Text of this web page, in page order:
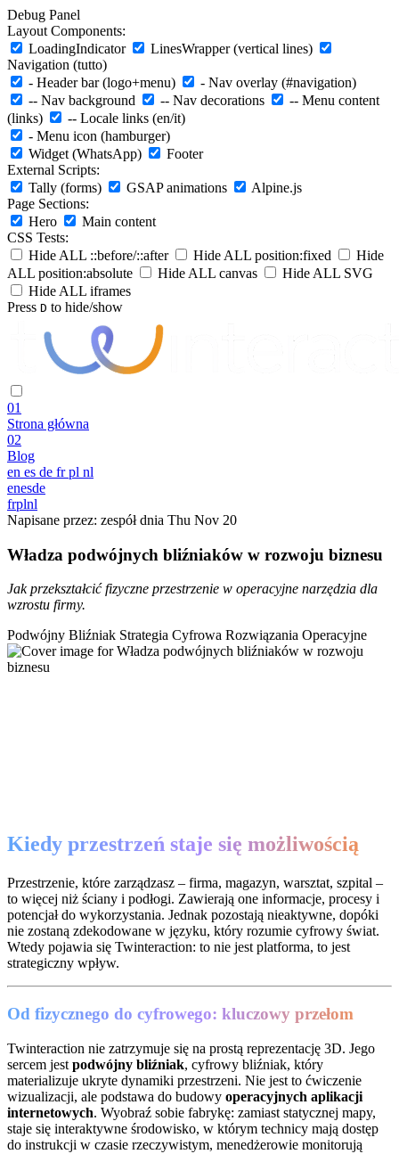
Debug Panel
Layout Components:
LoadingIndicator
LinesWrapper (vertical lines)
Navigation (tutto)
- Header bar (logo+menu)
- Nav overlay (#navigation)
-- Nav background
-- Nav decorations
-- Menu content
(links)
-- Locale links (en/it)
- Menu icon (hamburger)
Widget (WhatsApp)
Footer
External Scripts:
Tally (forms)
GSAP animations
Alpine.js
Page Sections:
Hero
Main content
CSS Tests:
Hide ALL ::before/::after
Hide ALL position:fixed
Hide
ALL position:absolute
Hide ALL canvas
Hide ALL SVG
Hide ALL iframes
Press D to hide/show
01
Strona główna
02
Blog
en es de fr pl nl
enesde
frplnl
Napisane przez: zespół dnia Thu Nov 20
Władza podwójnych bliźniaków w rozwoju biznesu
Jak przekształcić fizyczne przestrzenie w operacyjne narzędzia dla
wzrostu firmy.
Podwójny Bliźniak Strategia Cyfrowa Rozwiązania Operacyjne
Kiedy przestrzeń staje się możliwością
Przestrzenie, które zarządzasz – firma, magazyn, warsztat, szpital –
to więcej niż ściany i podłogi. Zawierają one informacje, procesy i
potencjał do wykorzystania. Jednak pozostają nieaktywne, dopóki
nie zostaną zdekodowane w języku, który rozumie cyfrowy świat.
Wtedy pojawia się Twinteraction: to nie jest platforma, to jest
strategiczny wpływ.
Od fizycznego do cyfrowego: kluczowy przełom
Twinteraction nie zatrzymuje się na prostą reprezentację 3D. Jego
sercem jest podwójny bliźniak, cyfrowy bliźniak, który
materializuje ukryte dynamiki przestrzeni. Nie jest to ćwiczenie
wizualizacji, ale podstawa do budowy operacyjnych aplikacji
internetowych. Wyobraź sobie fabrykę: zamiast statycznej mapy,
staje się interaktywne środowisko, w którym technicy mają dostęp
do instrukcji w czasie rzeczywistym, menedżerowie monitorują